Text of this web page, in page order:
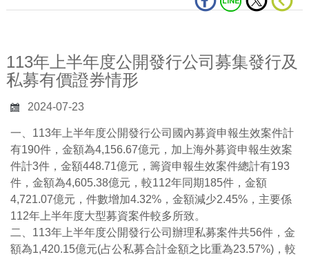
113年上半年度公開發行公司募集發行及
私募有價證券情形
2024-07-23
一、113年上半年度公開發行公司國內募資申報生效案件計
有190件，金額為4,156.67億元，加上海外募資申報生效案
件計3件，金額448.71億元，籌資申報生效案件總計有193
件，金額為4,605.38億元，較112年同期185件，金額
4,721.07億元，件數增加4.32%，金額減少2.45%，主要係
112年上半年度大型募資案件較多所致。
二、113年上半年度公開發行公司辦理私募案件共56件，金
額為1,420.15億元(占公私募合計金額之比重為23.57%)，較